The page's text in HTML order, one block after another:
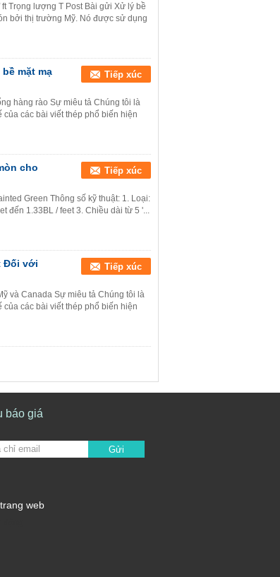
Trọng lượng T Post Bài gửi Xử lý bề
bởi thị trường Mỹ. Nó được sử dụng
mặt mạ
Tiếp xúc
hàng rào Sự miêu tả Chúng tôi là
của các bài viết thép phổ biến hiện
cho
Tiếp xúc
Green Thông số kỹ thuật: 1. Loại:
đến 1.33BL / feet 3. Chiều dài từ 5 '...
Đối với
Tiếp xúc
và Canada Sự miêu tả Chúng tôi là
của các bài viết thép phổ biến hiện
báo giá
Gửi
web